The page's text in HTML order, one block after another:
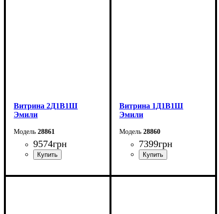
Витрина 2Д1В1Ш
Эмили
28861
9574грн
Ширина: 105,6 см
Витрина 1Д1В1Ш
Эмили
28860
7399грн
Ширина: 70 см